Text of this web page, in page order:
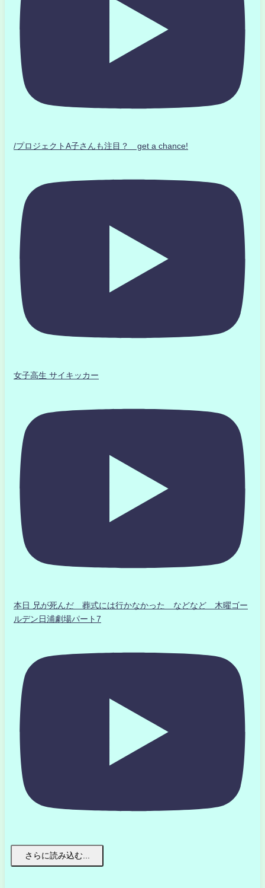
/プロジェクトA子さんも注目？ get a chance!
女子高生 サイキッカー
本日 兄が死んだ 葬式には行かなかった などなど 木曜ゴー
ルデン日浦劇場パート7
さらに読み込む...